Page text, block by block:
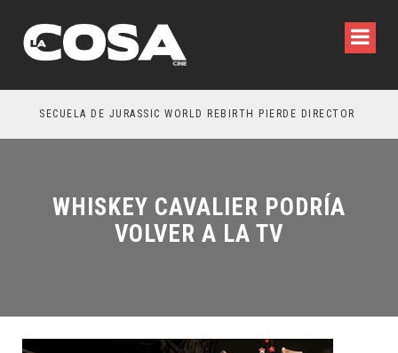
SECUELA DE JURASSIC WORLD REBIRTH PIERDE DIRECTOR
WHISKEY CAVALIER PODRÍA
VOLVER A LA TV